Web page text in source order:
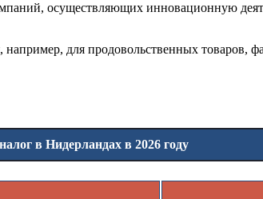
осуществляющих инновационную
для продовольственных товаров,
в Нидерландах в 2026 году